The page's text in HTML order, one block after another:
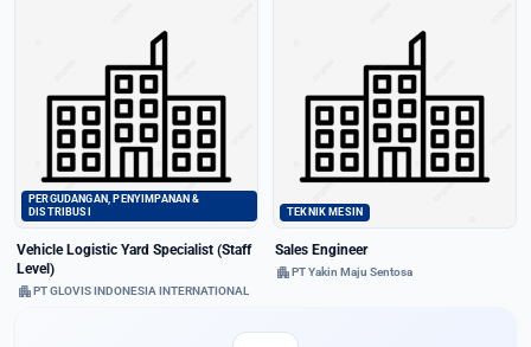
PERGUDANGAN, PENYIMPANAN &
DISTRIBUSI
Vehicle Logistic Yard Specialist (Staff
Level)
apartmentPT GLOVIS INDONESIA INTERNATIONAL
TEKNIK MESIN
Sales Engineer
apartmentPT Yakin Maju Sentosa